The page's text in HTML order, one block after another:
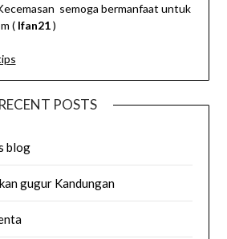
semoga bermanfaat untuk
( Ifan21)
RECENT POSTS
blog
gugur Kandungan